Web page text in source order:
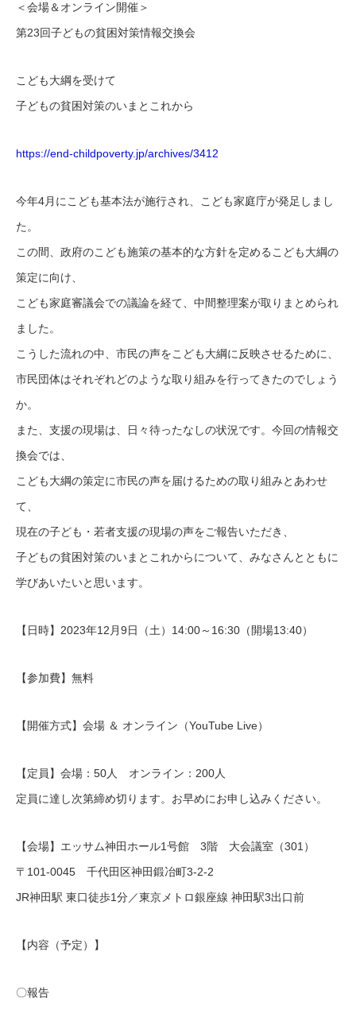
＜会場＆オンライン開催＞
第23回子どもの貧困対策情報交換会
こども大綱を受けて
子どもの貧困対策のいまとこれから
https://end-childpoverty.jp/archives/3412
今年4月にこども基本法が施行され、こども家庭庁が発足しまし
た。
この間、政府のこども施策の基本的な方針を定めるこども大綱の
策定に向け、
こども家庭審議会での議論を経て、中間整理案が取りまとめられ
ま した。
こうした流れの中、市民の声をこども大綱に反映させるために、
市民団体はそれぞれどのような取り組みを行ってきたのでしょう
か。
また、支援の現場は、日々待ったなしの状況です。今回の情報交
換会では、
こども大綱の策定に市民の声を届けるための取り組みとあわせ
て、
現在の子ども・若者支援の現場の声をご報告いただき、
子どもの貧困対策のいまとこれからについて、みなさんとともに
学びあいたいと思います。
【日時】2023年12月9日（土）14:00～16:30（開場13:40）
【参加費】無料
【開催方式】会場 ＆ オンライン（YouTube Live）
【定員】会場：50人 オンライン：200人
定員に達し次第締め切ります。お早めにお申し込みください。
【会場】エッサム神田ホール1号館 3階 大会議室（301）
〒101-0045 千代田区神田鍛冶町3-2-2
JR神田駅 東口徒歩1分／東京メトロ銀座線 神田駅3出口前
【内容（予定）】
〇報告